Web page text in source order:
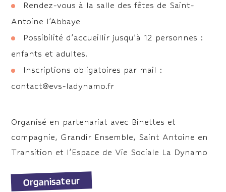
Rendez-vous à la salle des fêtes de Saint-
Antoine l’Abbaye
Possibilité d’accueillir jusqu’à 12 personnes :
enfants et adultes.
Inscriptions obligatoires par mail :
contact@evs-ladynamo.fr
Organisé en partenariat avec Binettes et
compagnie, Grandir Ensemble, Saint Antoine en
Transition et l’Espace de Vie Sociale La Dynamo
Organisateur